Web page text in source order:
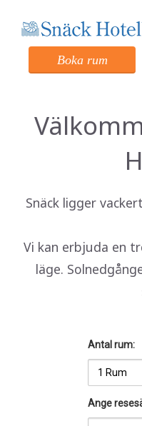
Boka rum
Snäck ligger
Vi kan erbjuda en
läge.
Antal rum:
Ange